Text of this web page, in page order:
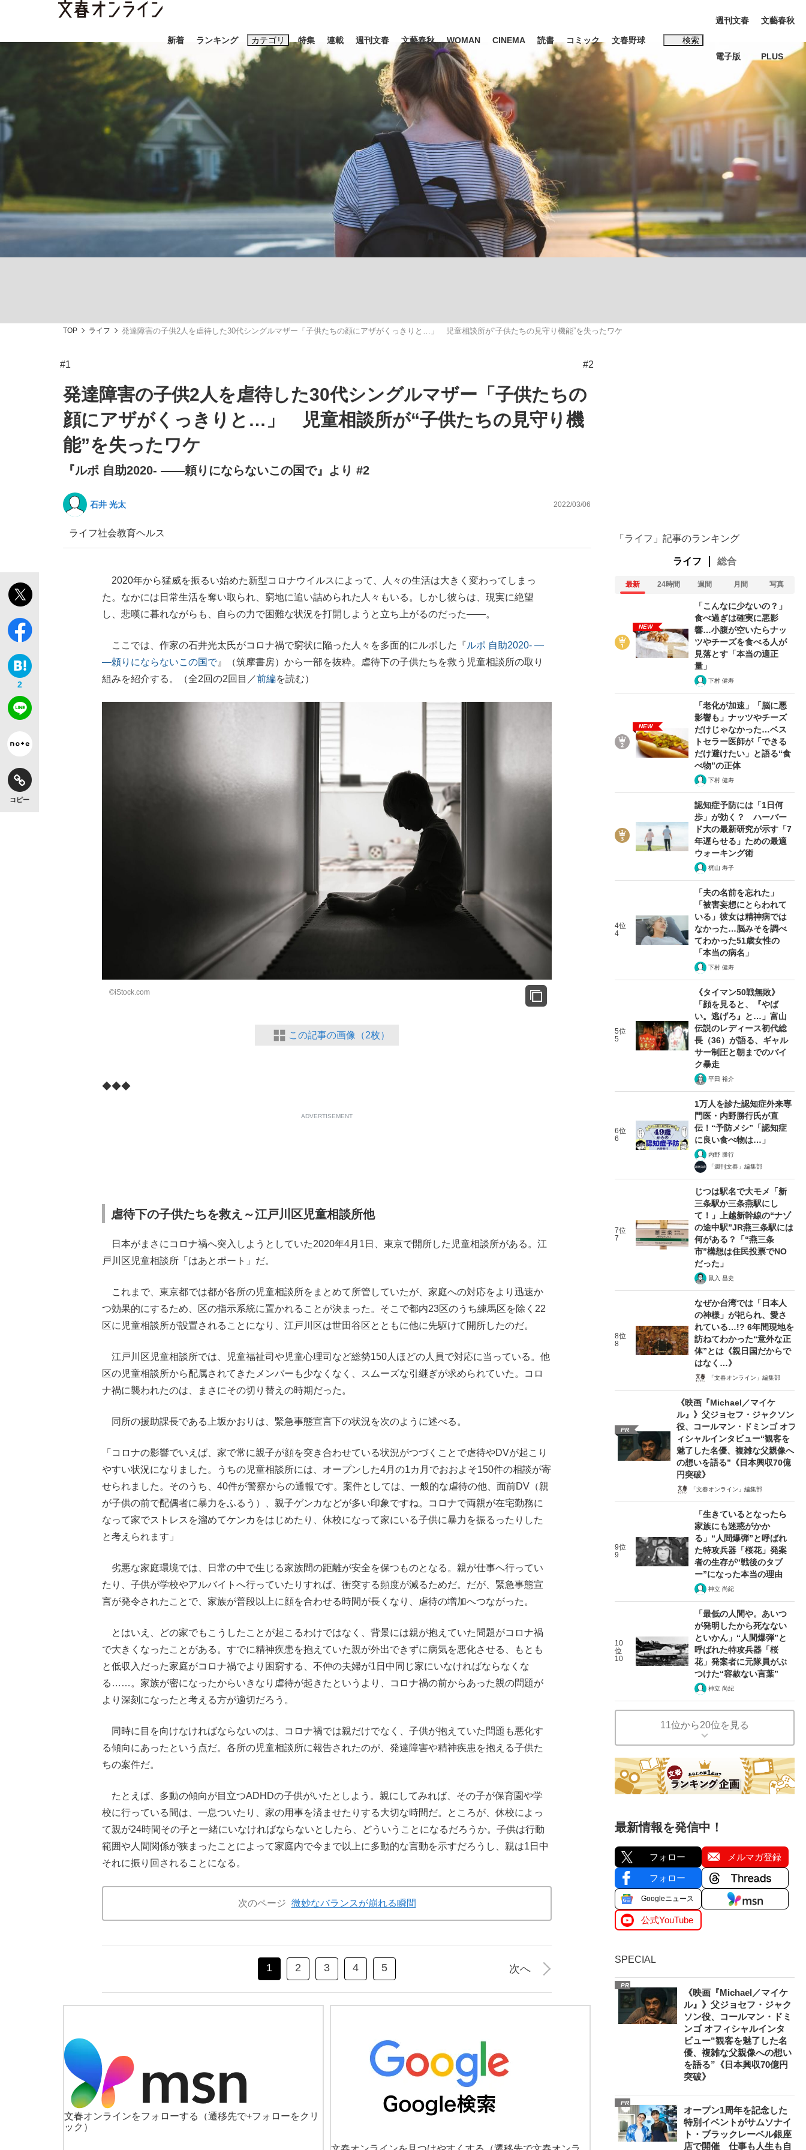
新着 ランキング カテゴリ
スクープ ニュース エンタメ ライフ ビジネス インタビュー 読書
「90%は失敗する。でも…」本田圭佑が初めて明かした日本代表監督に... 「最悪の空気のまま解散」WBC日本代表“敗戦”の真実 選手が明かす...
特集
終戦から81年
観る将棋、読む将棋
the Style
連載 週刊文春 文藝春秋 WOMAN CINEMA 読書 コミック 文春野球 検索
キーワード入力
おすすめのキーワードタグ一覧
#藤田晋 #後藤真希 #森岡毅 #城彰二 #内田有紀
#玉木雄一郎
#亀和田武
週刊文春
電子版
文藝春秋
PLUS
TOP ライフ 発達障害の子供2人を虐待した30代シングルマザー「子供たちの顔にアザがくっきりと…」 児童相談所が“子供たちの見守り機能”を失ったワケ
#1 #2
発達障害の子供2人を虐待した30代シングルマザー「子供たちの
顔にアザがくっきりと…」 児童相談所が“子供たちの見守り機
能”を失ったワケ
『ルポ 自助2020- ――頼りにならないこの国で』より #2
石井 光太 2022/03/06
ライフ社会教育ヘルス
2
コピー
2020年から猛威を振るい始めた新型コロナウイルスによって、人々の生活は大きく変わってしまっ
た。なかには日常生活を奪い取られ、窮地に追い詰められた人々もいる。しかし彼らは、現実に絶望
し、悲嘆に暮れながらも、自らの力で困難な状況を打開しようと立ち上がるのだった――。
ここでは、作家の石井光太氏がコロナ禍で窮状に陥った人々を多面的にルポした『ルポ 自助2020- ―
―頼りにならないこの国で』（筑摩書房）から一部を抜粋。虐待下の子供たちを救う児童相談所の取り
組みを紹介する。（全2回の2回目／前編を読む）
©iStock.com
この記事の画像（2枚）
◆◆◆
ADVERTISEMENT
虐待下の子供たちを救え～江戸川区児童相談所他
日本がまさにコロナ禍へ突入しようとしていた2020年4月1日、東京で開所した児童相談所がある。江
戸川区児童相談所「はあとポート」だ。
これまで、東京都では都が各所の児童相談所をまとめて所管していたが、家庭への対応をより迅速か
つ効果的にするため、区の指示系統に置かれることが決まった。そこで都内23区のうち練馬区を除く22
区に児童相談所が設置されることになり、江戸川区は世田谷区とともに他に先駆けて開所したのだ。
江戸川区児童相談所では、児童福祉司や児童心理司など総勢150人ほどの人員で対応に当っている。他
区の児童相談所から配属されてきたメンバーも少なくなく、スムーズな引継ぎが求められていた。コロ
ナ禍に襲われたのは、まさにその切り替えの時期だった。
同所の援助課長である上坂かおりは、緊急事態宣言下の状況を次のように述べる。
「コロナの影響でいえば、家で常に親子が顔を突き合わせている状況がつづくことで虐待やDVが起こり
やすい状況になりました。うちの児童相談所には、オープンした4月の1カ月でおおよそ150件の相談が寄
せられました。そのうち、40件が警察からの通報です。案件としては、一般的な虐待の他、面前DV（親
が子供の前で配偶者に暴力をふるう）、親子ゲンカなどが多い印象ですね。コロナで両親が在宅勤務に
なって家でストレスを溜めてケンカをはじめたり、休校になって家にいる子供に暴力を振るったりした
と考えられます」
劣悪な家庭環境では、日常の中で生じる家族間の距離が安全を保つものとなる。親が仕事へ行ってい
たり、子供が学校やアルバイトへ行っていたりすれば、衝突する頻度が減るためだ。だが、緊急事態宣
言が発令されたことで、家族が普段以上に顔を合わせる時間が長くなり、虐待の増加へつながった。
とはいえ、どの家でもこうしたことが起こるわけではなく、背景には親が抱えていた問題がコロナ禍
で大きくなったことがある。すでに精神疾患を抱えていた親が外出できずに病気を悪化させる、もとも
と低収入だった家庭がコロナ禍でより困窮する、不仲の夫婦が1日中同じ家にいなければならなくな
る……。家族が密になったからいきなり虐待が起きたというより、コロナ禍の前からあった親の問題が
より深刻になったと考える方が適切だろう。
同時に目を向けなければならないのは、コロナ禍では親だけでなく、子供が抱えていた問題も悪化す
る傾向にあったという点だ。各所の児童相談所に報告されたのが、発達障害や精神疾患を抱える子供た
ちの案件だ。
たとえば、多動の傾向が目立つADHDの子供がいたとしよう。親にしてみれば、その子が保育園や学
校に行っている間は、一息ついたり、家の用事を済ませたりする大切な時間だ。ところが、休校によっ
て親が24時間その子と一緒にいなければならないとしたら、どういうことになるだろうか。子供は行動
範囲や人間関係が狭まったことによって家庭内で今まで以上に多動的な言動を示すだろうし、親は1日中
それに振り回されることになる。
次のページ 微妙なバランスが崩れる瞬間
1 2 3 4 5 次へ
文春オンラインをフォローする
（遷移先で+フォローをクリ
ック）
「ライフ」記事のランキング
ライフ 総合
最新 24時間 週間 月間 写真
NEW
「こんなに少ないの？」
食べ過ぎは確実に悪影
響…小腹が空いたらナッ
ツやチーズを食べる人が
見落とす「本当の適正
量」
下村 健寿
NEW
「老化が加速」「脳に悪
影響も」ナッツやチーズ
だけじゃなかった…ベス
トセラー医師が「できる
だけ避けたい」と語る“食
べ物”の正体
下村 健寿
認知症予防には「1日何
歩」が効く？ ハーバー
ド大の最新研究が示す「7
年遅らせる」ための最適
ウォーキング術
梶山 寿子
4位
4
「夫の名前を忘れた」
「被害妄想にとらわれて
いる」彼女は精神病では
なかった…脳みそを調べ
てわかった51歳女性の
「本当の病名」
下村 健寿
5位
5
《タイマン50戦無敗》
「顔を見ると、『やば
い。逃げろ』と…」富山
伝説のレディース初代総
長（36）が語る、ギャル
サー制圧と朝までのバイ
ク暴走
平田 裕介
6位
6
1万人を診た認知症外来専
門医・内野勝行氏が直
伝！“予防メシ”「認知症
に良い食べ物は…」
内野 勝行
「週刊文春」編集部
7位
7
じつは駅名で大モメ「新
三条駅か三条燕駅にし
て！」上越新幹線の“ナゾ
の途中駅”JR燕三条駅には
何がある？「“燕三条
市”構想は住民投票でNO
だった」
鼠入 昌史
8位
8
なぜか台湾では「日本人
の神様」が祀られ、愛さ
れている…!? 6年間現地を
訪ねてわかった“意外な正
体”とは《親日国だからで
はなく…》
「文春オンライン」編集部
PR
《映画『Michael／マイケ
ル』》父ジョセフ・ジャクソン
役、コールマン・ドミンゴ オフ
ィシャルインタビュー“観客を
魅了した名優、複雑な父親像へ
の想いを語る”《日本興収70億
円突破》
「文春オンライン」編集部
9位
9
「生きているとなったら
家族にも迷惑がかか
る」“人間爆弾”と呼ばれ
た特攻兵器「桜花」発案
者の生存が“戦後のタブ
ー”になった本当の理由
神立 尚紀
10
位
10
「最低の人間や。あいつ
が発明したから死なない
といかん」“人間爆弾”と
呼ばれた特攻兵器「桜
花」発案者に元隊員がぶ
つけた“容赦ない言葉”
神立 尚紀
11位から20位を見る
最新情報を発信中！
フォロー メルマガ登録
フォロー
Googleニュース
公式YouTube
SPECIAL
PR
《映画『Michael／マイケ
ル』》父ジョセフ・ジャク
ソン役、コールマン・ドミ
ンゴ オフィシャルインタ
ビュー“観客を魅了した名
優、複雑な父親像への想い
を語る”《日本興収70億円
突破》
PR
オープン1周年を記念した
特別イベントがサムソナイ
ト・ブラックレーベル銀座
店で開催 仕事も人生も自